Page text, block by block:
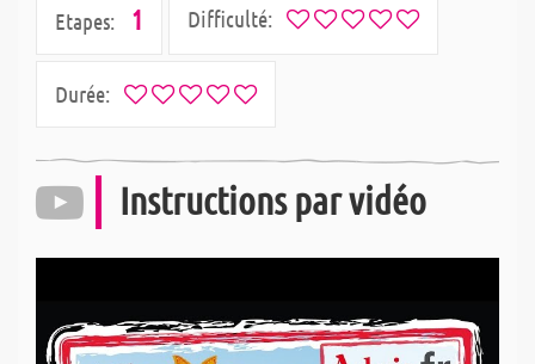
Etapes: 1 Difficulté:
Durée:
Instructions par vidéo